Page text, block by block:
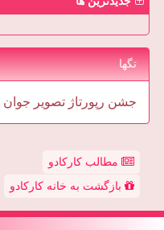
تگها
جشن رپورتاژ تصویر جوان
مطالب کارکادو
بازگشت به خانه کارکادو